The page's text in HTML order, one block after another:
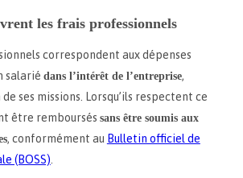
les frais professionnels
correspondent aux dépenses
salarié dans l’intérêt de l’entreprise,
ses missions. Lorsqu’ils respectent ce
être remboursés sans être soumis aux
, conformément au Bulletin officiel de
(BOSS)